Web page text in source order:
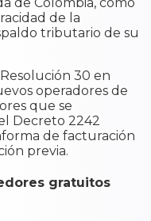
de la
tributario de su
30 en
operadores de
que se
Decreto 2242
de facturación
previa.
gratuitos